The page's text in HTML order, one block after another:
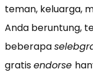
teman, keluarga,
Anda beruntung,
beberapa
gratisendorse